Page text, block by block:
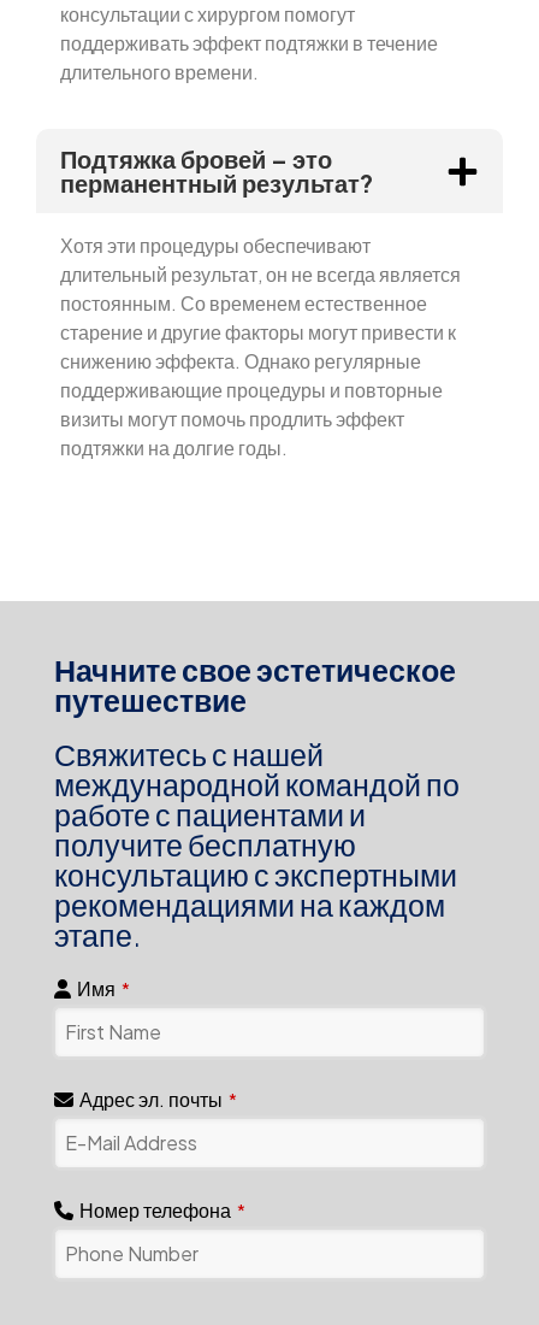
консультации с хирургом помогут
поддерживать эффект подтяжки в течение
длительного времени.
Подтяжка бровей – это
перманентный результат?
Хотя эти процедуры обеспечивают
длительный результат, он не всегда является
постоянным. Со временем естественное
старение и другие факторы могут привести к
снижению эффекта. Однако регулярные
поддерживающие процедуры и повторные
визиты могут помочь продлить эффект
подтяжки на долгие годы.
Начните свое эстетическое
путешествие
Свяжитесь с нашей
международной командой по
работе с пациентами и
получите бесплатную
консультацию с экспертными
рекомендациями на каждом
этапе.
Имя *
Адрес эл. почты *
Номер телефона *